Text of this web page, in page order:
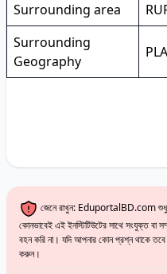
Surrounding area
Surrounding
Geography
জেনে রাখুন: EduportalBD.com
কোনভাবেই এই ইনস্টিটিউটের সাথে সংযুক্ত বা
বহন করি না। যদি আপনার কোন প্রশ্ন থাকে তবে
করুন।